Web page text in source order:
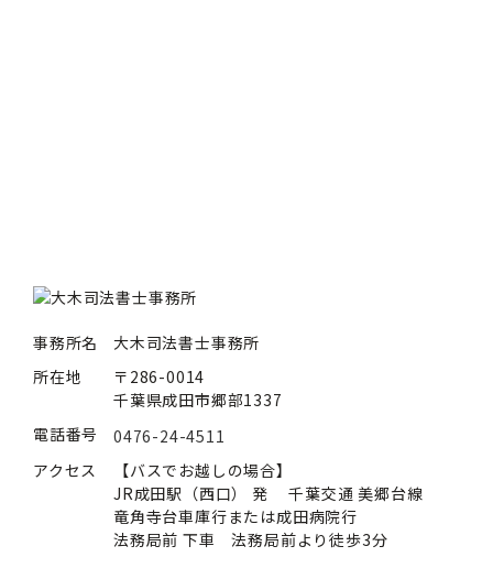
事務所名
大木司法書士事務所
所在地
〒286-0014
千葉県成田市郷部1337
電話番号
0476-24-4511
アクセス
【バスでお越しの場合】
JR成田駅（西口） 発 千葉交通 美郷台線
竜角寺台車庫行または成田病院行
法務局前 下車 法務局前より徒歩3分